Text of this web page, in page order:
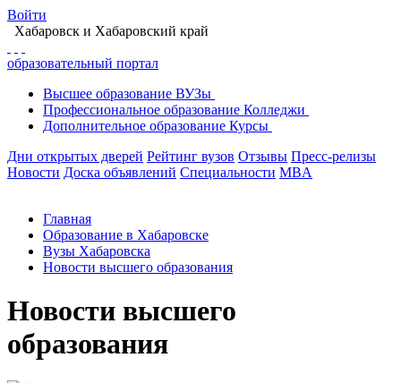
Войти
Хабаровск и Хабаровский край
образовательный портал
Высшее образование ВУЗы
Профессиональное образование Колледжи
Дополнительное образование Курсы
Дни открытых дверей Рейтинг вузов Отзывы Пресс-релизы
Новости Доска объявлений Специальности MBA
Главная
Образование в Хабаровске
Вузы Хабаровска
Новости высшего образования
Новости высшего
образования